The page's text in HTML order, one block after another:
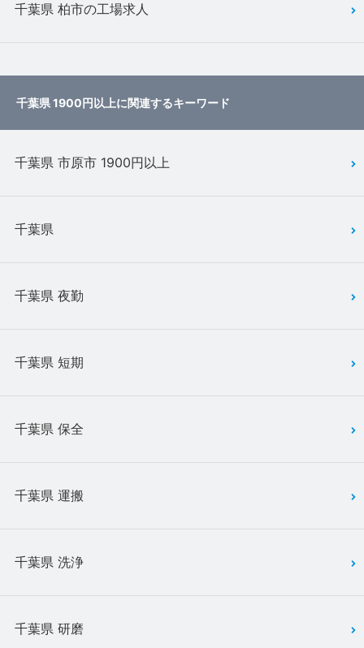
千葉県 柏市の工場求人
千葉県 1900円以上に関連するキーワード
千葉県 市原市 1900円以上
千葉県
千葉県 夜勤
千葉県 短期
千葉県 保全
千葉県 運搬
千葉県 洗浄
千葉県 研磨